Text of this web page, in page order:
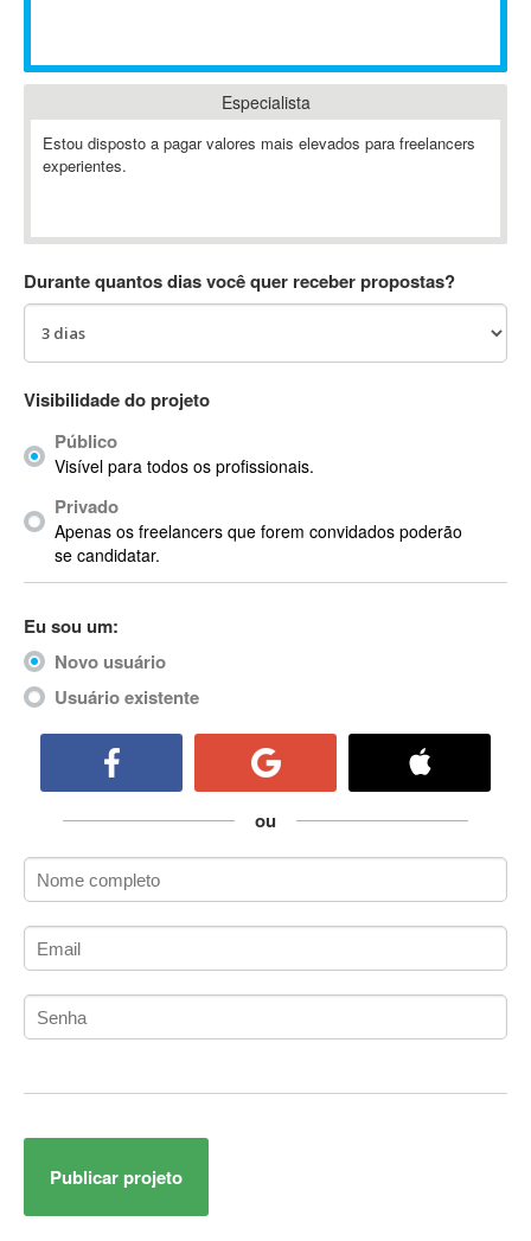
Ableton Live
Abstract
Abstract Window Toolkit (AWT)
AC Drives
ACARS
AccountMate
Acrobat
Acrobat X
Acronis
ACT
ActionScript
ActionScript 3
Active Directory
ActiveX Data Objects (ADO)
ADK
Administração Acadêmica
Administração de Artistas e Repertórios
Administração de Banco de Dados
Administração de Redes
Administrador de Sistemas
Adobe After Effects
Adobe AIR
Especialista
Estou disposto a pagar valores mais elevados para freelancers
experientes.
Durante quantos dias você quer receber propostas?
Visibilidade do projeto
Público
Visível para todos os profissionais.
Privado
Apenas os freelancers que forem convidados poderão
se candidatar.
Eu sou um:
Novo usuário
Usuário existente
ou
Publicar projeto